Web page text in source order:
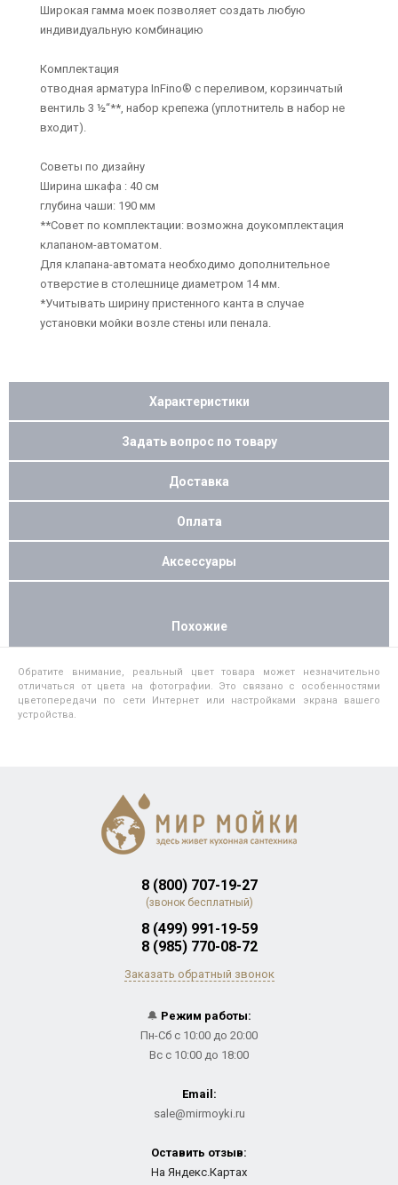
Широкая гамма моек позволяет создать любую
индивидуальную комбинацию
Комплектация
отводная арматура InFino® с переливом, корзинчатый
вентиль 3 ½“**, набор крепежа (уплотнитель в набор не
входит).
Советы по дизайну
Ширина шкафа : 40 см
глубина чаши: 190 мм
**Совет по комплектации: возможна доукомплектация
клапаном-автоматом.
Для клапана-автомата необходимо дополнительное
отверстие в столешнице диаметром 14 мм.
*Учитывать ширину пристенного канта в случае
установки мойки возле стены или пенала.
Характеристики
Задать вопрос по товару
Доставка
Оплата
Аксессуары
Похожие
Обратите внимание, реальный цвет товара может незначительно
отличаться от цвета на фотографии. Это связано с особенностями
цветопередачи по сети Интернет или настройками экрана вашего
устройства.
8 (800) 707-19-27
(звонок бесплатный)
8 (499) 991-19-59
8 (985) 770-08-72
Заказать обратный звонок
🔔 Режим работы:
Пн-Сб с 10:00 до 20:00
Вс с 10:00 до 18:00
Email:
sale@mirmoyki.ru
Оставить отзыв:
На Яндекс.Картах